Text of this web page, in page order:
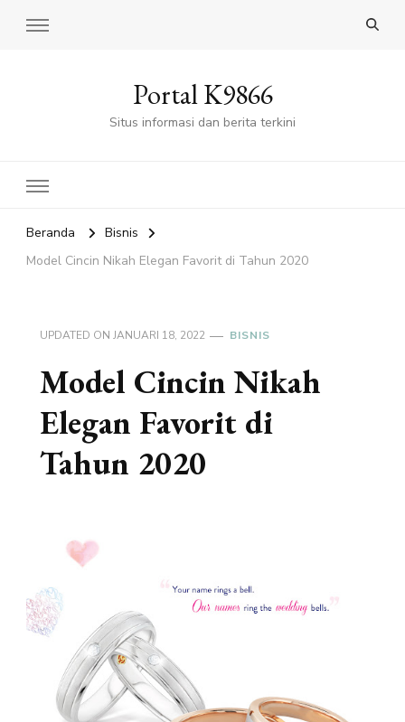
Portal K9866
Situs informasi dan berita terkini
Beranda
Bisnis
Model Cincin Nikah Elegan Favorit di Tahun 2020
UPDATED ON JANUARI 18, 2022 BISNIS
Model Cincin Nikah
Elegan Favorit di
Tahun 2020